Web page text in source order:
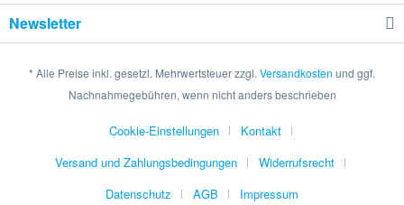
Newsletter
* Alle Preise inkl. gesetzl. Mehrwertsteuer zzgl. Versandkosten und ggf.
Nachnahmegebühren, wenn nicht anders beschrieben
Cookie-Einstellungen
Kontakt
Versand und Zahlungsbedingungen
Widerrufsrecht
Datenschutz
AGB Impressum